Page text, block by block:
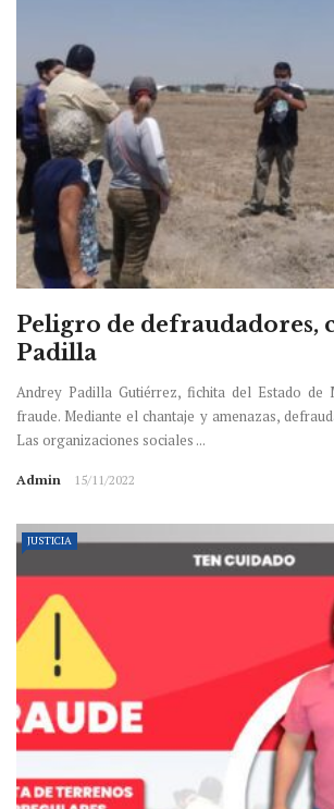
Peligro de defraudadores,
Padilla
Andrey Padilla Gutiérrez, fichita del Estado de
fraude. Mediante el chantaje y amenazas,
Las organizaciones sociales ...
Admin 15/11/2022
JUSTICIA